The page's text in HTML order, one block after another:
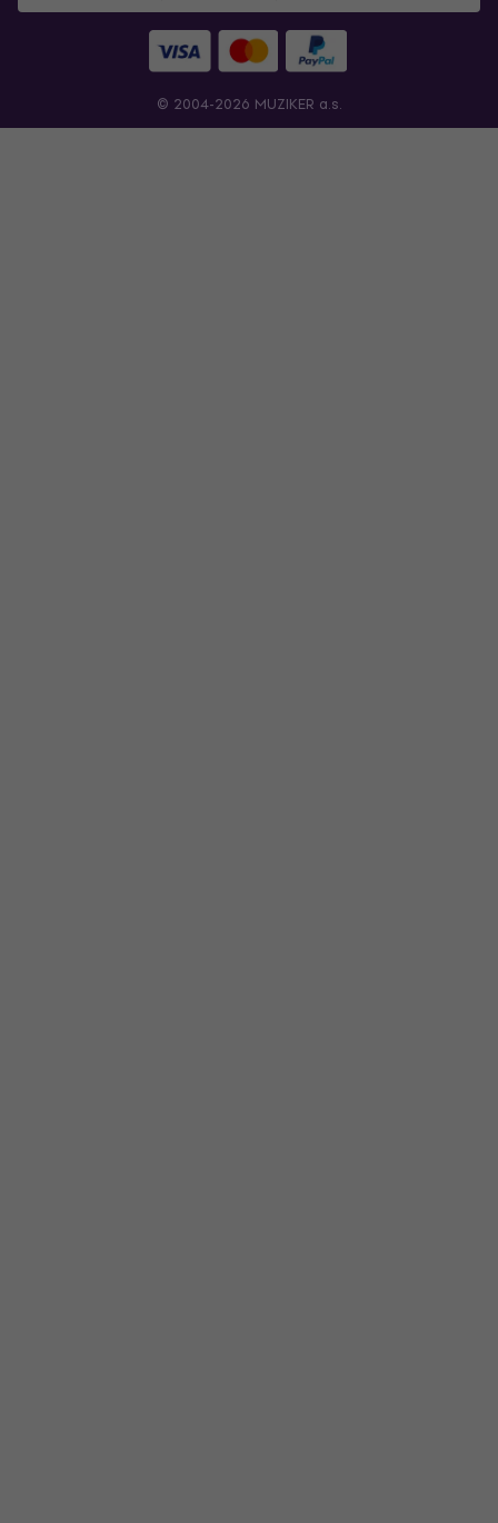
© 2004-2026 MUZIKER a.s.